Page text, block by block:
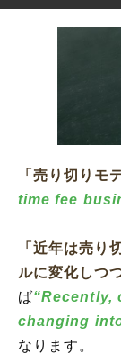
「売り切りモ
time fee
「近年は売り
ルに変化しつ
ば“Recently,
changing
なります。